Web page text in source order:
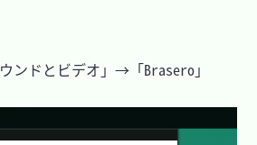
ドとビデオ」→「Brasero」